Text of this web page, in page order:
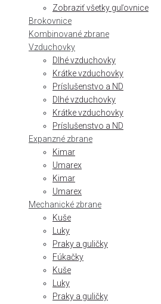
Zobraziť všetky guľovnice
Brokovnice
Kombinované zbrane
Vzduchovky
Dlhé vzduchovky
Krátke vzduchovky
Príslušenstvo a ND
Dlhé vzduchovky
Krátke vzduchovky
Príslušenstvo a ND
Expanzné zbrane
Kimar
Umarex
Kimar
Umarex
Mechanické zbrane
Kuše
Luky
Praky a guličky
Fúkačky
Kuše
Luky
Praky a guličky